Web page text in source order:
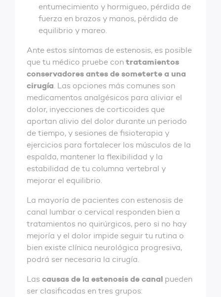
entumecimiento y hormigueo, pérdida de
fuerza en brazos y manos, pérdida de
equilibrio y mareo.
Ante estos síntomas de estenosis, es posible
que tu médico pruebe con tratamientos
conservadores antes de someterte a una
cirugía. Las opciones más comunes son
medicamentos analgésicos para aliviar el
dolor, inyecciones de corticoides que
aportan alivio del dolor durante un periodo
de tiempo, y sesiones de fisioterapia y
ejercicios para fortalecer los músculos de la
espalda, mantener la flexibilidad y la
estabilidad de tu columna vertebral y
mejorar el equilibrio.
La mayoría de pacientes con estenosis de
canal lumbar o cervical responden bien a
tratamientos no quirúrgicos, pero si no hay
mejoría y el dolor impide seguir tu rutina o
bien existe clínica neurológica progresiva,
podrá ser necesaria la cirugía.
Las causas de la estenosis de canal pueden
ser clasificadas en tres grupos: